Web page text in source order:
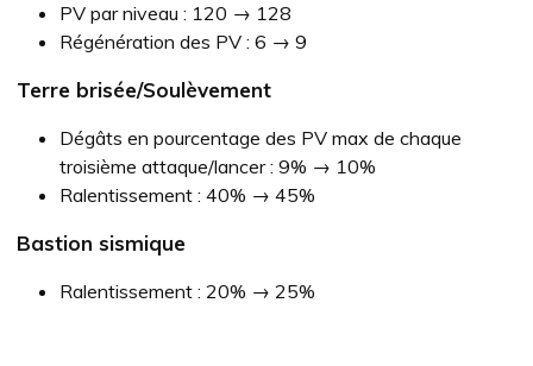
PV par niveau : 120 → 128
Régénération des PV : 6 → 9
Terre brisée/Soulèvement
Dégâts en pourcentage des PV max de chaque
troisième attaque/lancer : 9% → 10%
Ralentissement : 40% → 45%
Bastion sismique
Ralentissement : 20% → 25%